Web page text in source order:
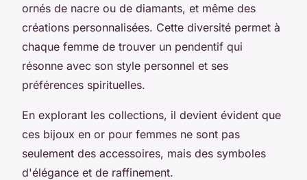
ornés de nacre ou de diamants, et même des
créations personnalisées. Cette diversité permet à
chaque femme de trouver un pendentif qui
résonne avec son style personnel et ses
préférences spirituelles.
En explorant les collections, il devient évident que
ces bijoux en or pour femmes ne sont pas
seulement des accessoires, mais des symboles
d'élégance et de raffinement.